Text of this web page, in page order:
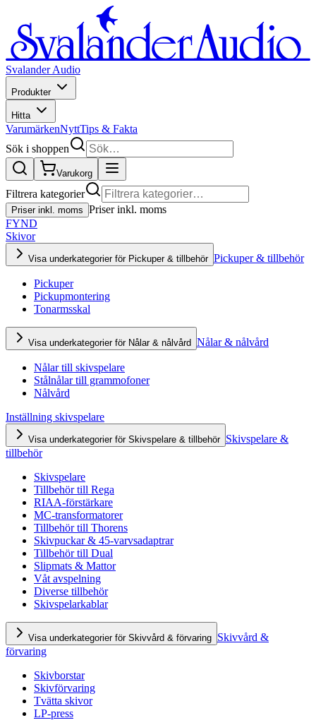
Svalander Audio
Produkter
Hitta
VarumärkenNyttTips & Fakta
Sök i shoppen
Varukorg
Filtrera kategorier
Priser inkl. moms Priser inkl. moms
FYND
Skivor
Visa underkategorier för Pickuper & tillbehör Pickuper & tillbehör
Pickuper
Pickupmontering
Tonarmsskal
Visa underkategorier för Nålar & nålvård Nålar & nålvård
Nålar till skivspelare
Stålnålar till grammofoner
Nålvård
Inställning skivspelare
Visa underkategorier för Skivspelare & tillbehör Skivspelare &
tillbehör
Skivspelare
Tillbehör till Rega
RIAA-förstärkare
MC-transformatorer
Tillbehör till Thorens
Skivpuckar & 45-varvsadaptrar
Tillbehör till Dual
Slipmats & Mattor
Våt avspelning
Diverse tillbehör
Skivspelarkablar
Visa underkategorier för Skivvård & förvaring Skivvård &
förvaring
Skivborstar
Skivförvaring
Tvätta skivor
LP-press